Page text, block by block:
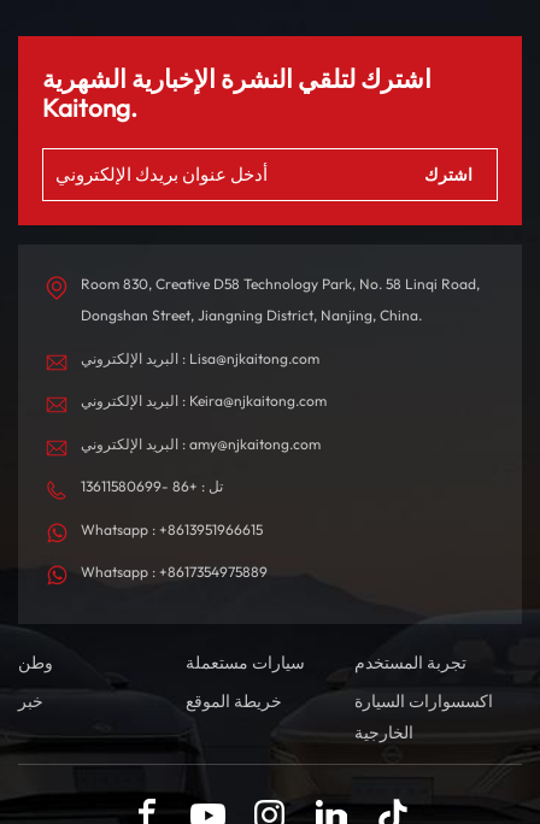
اشترك لتلقي النشرة الإخبارية الشهرية
Kaitong.
Room 830, Creative D58 Technology Park, No. 58 Linqi Road,
Dongshan Street, Jiangning District, Nanjing, China.
البريد الإلكتروني : Lisa@njkaitong.com
البريد الإلكتروني : Keira@njkaitong.com
البريد الإلكتروني : amy@njkaitong.com
تل : +86 -13611580699
Whatsapp : +8613951966615
Whatsapp : +8617354975889
وطن سيارات مستعملة
تجربة المستخدم
خبر
خريطة الموقع
اكسسوارات السيارة
الخارجية